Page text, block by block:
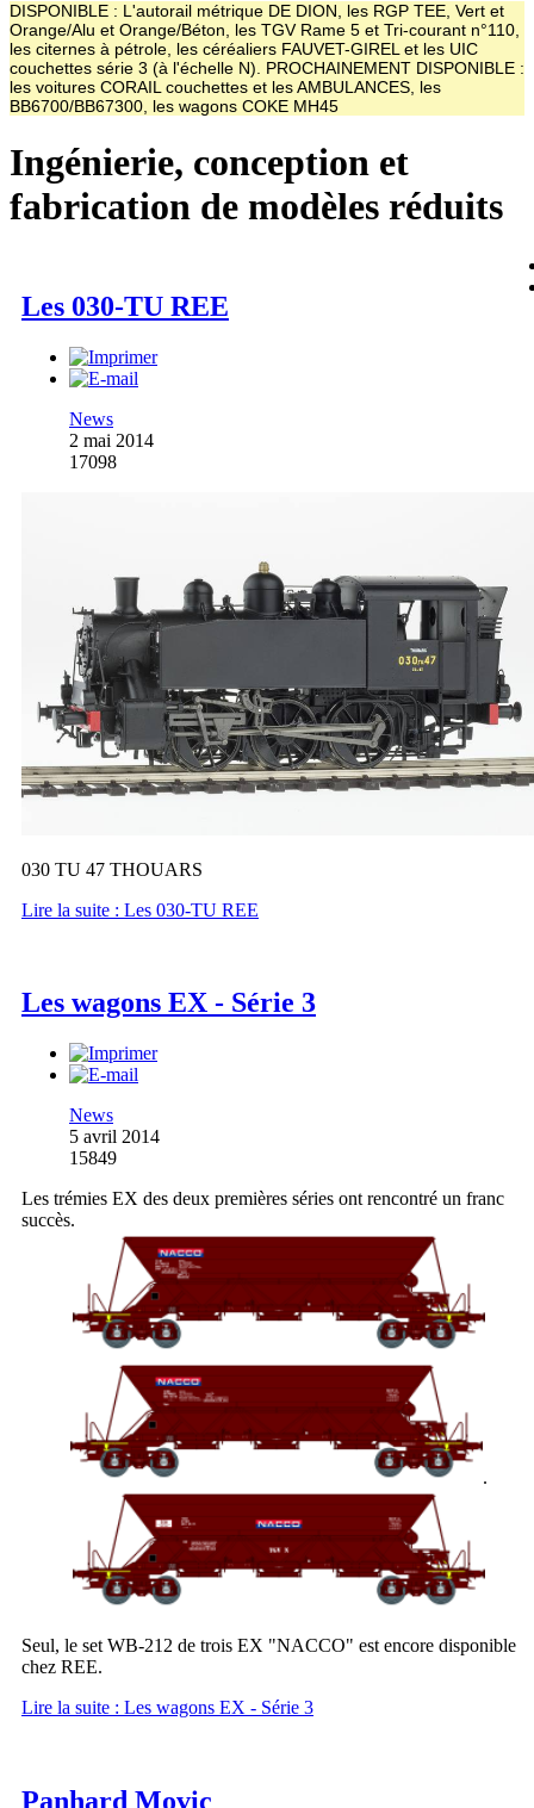
DISPONIBLE : L'autorail métrique DE DION, les RGP TEE, Vert et
Orange/Alu et Orange/Béton, les TGV Rame 5 et Tri-courant n°110,
les citernes à pétrole, les céréaliers FAUVET-GIREL et les UIC
couchettes série 3 (à l'échelle N). PROCHAINEMENT DISPONIBLE :
les voitures CORAIL couchettes et les AMBULANCES, les
BB6700/BB67300, les wagons COKE MH45
Ingénierie, conception et
fabrication de modèles réduits
Les 030-TU REE
News
2 mai 2014
17098
030 TU 47 THOUARS
Lire la suite : Les 030-TU REE
Les wagons EX - Série 3
News
5 avril 2014
15849
Les trémies EX des deux premières séries ont rencontré un franc
succès.
.
Seul, le set WB-212 de trois EX "NACCO" est encore disponible
chez REE.
Lire la suite : Les wagons EX - Série 3
Panhard Movic